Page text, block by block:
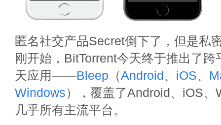
匿名社交产品Secret倒下了，但是私
刚开始，BitTorrent今天终于推出了
天应用——Bleep （Android 、 iOS、
Windows），覆盖了Android、iOS
几乎所有主流平台。